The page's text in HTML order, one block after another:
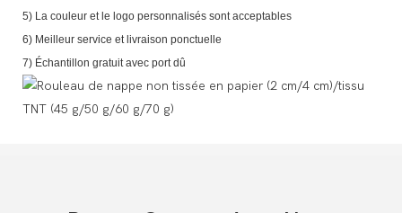
5) La couleur et le logo personnalisés sont acceptables
6) Meilleur service et livraison ponctuelle
7) Échantillon gratuit avec port dû